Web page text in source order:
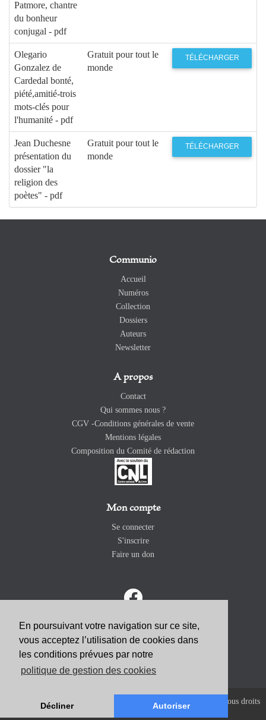
En poursuivant votre navigation sur ce site,
vous acceptez l’utilisation de cookies dans
les conditions prévues par notre
politique de gestion des cookies
Décliner Autoriser
Patmore, chantre
du bonheur
conjugal - pdf
Olegario
Gonzalez de
Cardedal bonté,
piété,amitié-trois
mots-clés pour
l'humanité - pdf
Gratuit pour tout le
monde
TÉLÉCHARGER
Jean Duchesne
présentation du
dossier "la
religion des
poètes" - pdf
Gratuit pour tout le
monde
TÉLÉCHARGER
Communio
Accueil
Numéros
Collection
Dossiers
Auteurs
Newsletter
A propos
Contact
Qui sommes nous ?
CGV -Conditions générales de vente
Mentions légales
Composition du Comité de rédaction
Mon compte
Se connecter
S'inscrire
Faire un don
ABONNEZ-VOUS
Copyright 2026 Revue Catholique Internationale COMMUNIO. Tous droits